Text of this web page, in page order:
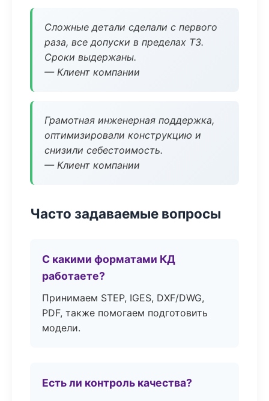
Сложные детали сделали с первого
раза, все допуски в пределах ТЗ.
Сроки выдержаны.
— Клиент компании
Грамотная инженерная поддержка,
оптимизировали конструкцию и
снизили себестоимость.
— Клиент компании
Часто задаваемые вопросы
С какими форматами КД
работаете?
Принимаем STEP, IGES, DXF/DWG,
PDF, также помогаем подготовить
модели.
Есть ли контроль качества?